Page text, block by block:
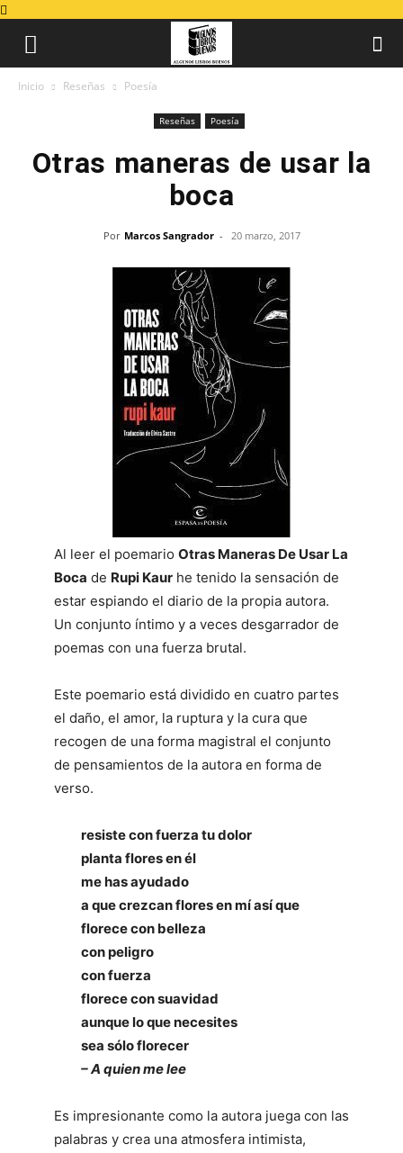
Inicio Reseñas Poesía
Reseñas Poesía
Otras maneras de usar la
boca
Por Marcos Sangrador - 20 marzo, 2017
Al leer el poemario Otras Maneras De Usar La
Boca de Rupi Kaur he tenido la sensación de
estar espiando el diario de la propia autora.
Un conjunto íntimo y a veces desgarrador de
poemas con una fuerza brutal.
Este poemario está dividido en cuatro partes
el daño, el amor, la ruptura y la cura que
recogen de una forma magistral el conjunto
de pensamientos de la autora en forma de
verso.
resiste con fuerza tu dolor
planta flores en él
me has ayudado
a que crezcan flores en mí así que
florece con belleza
con peligro
con fuerza
florece con suavidad
aunque lo que necesites
sea sólo florecer
– A quien me lee
Es impresionante como la autora juega con las
palabras y crea una atmosfera intimista,